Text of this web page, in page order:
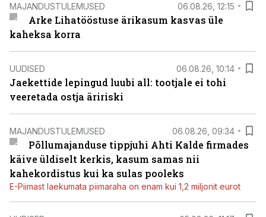
MAJANDUSTULEMUSED 06.08.26, 12:15
Arke Lihatööstuse ärikasum kasvas üle
kaheksa korra
UUDISED 06.08.26, 10:14
Jaekettide lepingud luubi all: tootjale ei tohi
veeretada ostja äririski
MAJANDUSTULEMUSED 06.08.26, 09:34
Põllumajanduse tippjuhi Ahti Kalde firmades
käive üldiselt kerkis, kasum samas nii
kahekordistus kui ka sulas pooleks
E-Piimast laekumata piimaraha on enam kui 1,2 miljonit eurot